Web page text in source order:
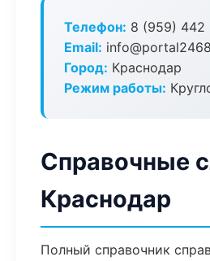
Телефон: 8 (959) 442
Email:
Город: Краснодар
Режим работы:
Справочные
Краснодар
Полный справочник